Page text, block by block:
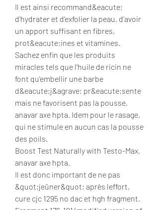
Il est ainsi recommand&eacute;
d'hydrater et d'exfolier la peau, d'avoir
un apport suffisant en fibres,
prot&eacute;ines et vitamines.
Sachez enfin que les produits
miracles tels que l'huile de ricin ne
font qu'embellir une barbe
d&eacute;j&agrave; pr&eacute;sente
mais ne favorisent pas la pousse,
anavar axe hpta. Idem pour le rasage,
qui ne stimule en aucun cas la pousse
des poils.
Boost Test Naturally with Testo-Max,
anavar axe hpta.
Il est donc important de ne pas
&quot;jeûner&quot; après leffort,
cure cjc 1295 no dac et hgh fragment.